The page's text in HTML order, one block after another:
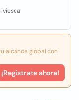
alcance global con
¡Registrate ahora!